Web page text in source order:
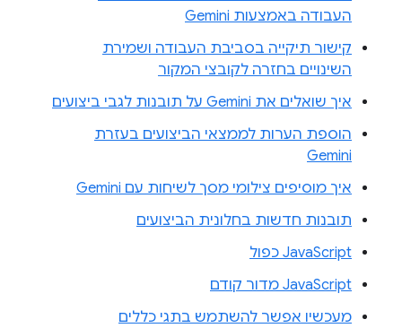
העבודה באמצעות Gemini
קישור תיקייה בסביבת העבודה ושמירת
השינויים בחזרה לקובצי המקור
איך שואלים את Gemini על תובנות לגבי ביצועים
הוספת הערות לממצאי הביצועים בעזרת
Gemini
איך מוסיפים צילומי מסך לשיחות עם Gemini
תובנות חדשות בחלונית הביצועים
JavaScript כפול
JavaScript מדור קודם
מעכשיו אפשר להשתמש בתגי כללים